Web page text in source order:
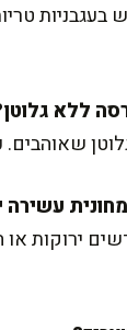
ירוקות